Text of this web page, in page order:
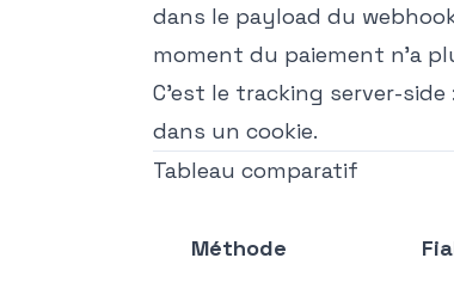
dans le payload du
moment du paiement n'a
C'est le tracking server-
dans un cookie.
Tableau comparatif
Méthode